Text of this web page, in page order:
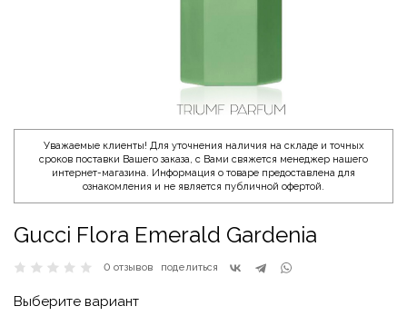
Уважаемые клиенты! Для уточнения наличия на складе и точных
сроков поставки Вашего заказа, с Вами свяжется менеджер нашего
интернет-магазина. Информация о товаре предоставлена для
ознакомления и не является публичной офертой.
Gucci Flora Emerald Gardenia
0 отзывов поделиться
Выберите вариант